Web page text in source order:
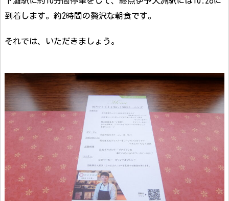
到着します。約2時間の贅沢な朝食です。
それでは、いただきましょう。